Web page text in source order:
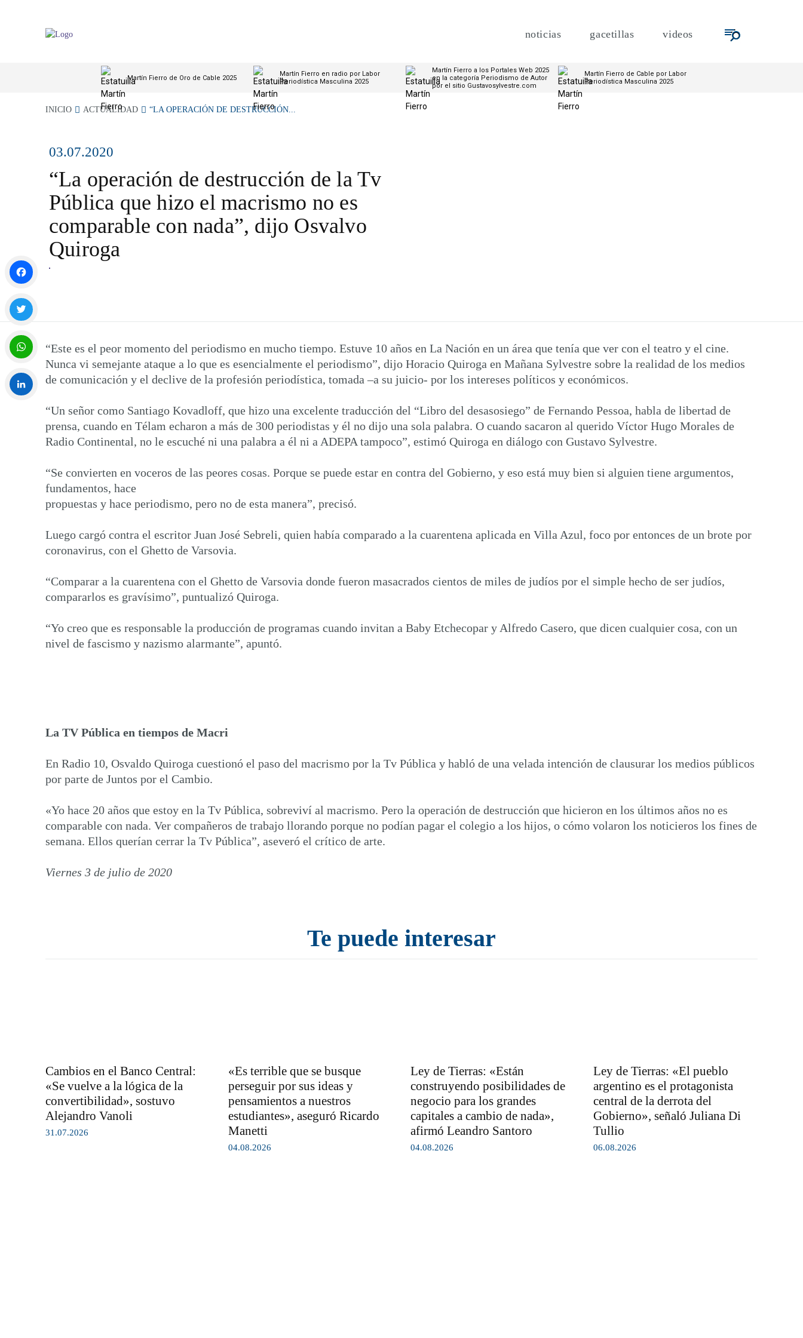
noticias gacetillas videos
Martín Fierro de Oro de Cable 2025
Martín Fierro en radio por Labor
Periodística Masculina 2025
Martín Fierro a los Portales Web 2025
en la categoría Periodismo de Autor
por el sitio Gustavosylvestre.com
Martín Fierro de Cable por Labor
Periodística Masculina 2025
INICIO ACTUALIDAD “LA OPERACIÓN DE DESTRUCCIÓN...
03.07.2020
“La operación de destrucción de la Tv
Pública que hizo el macrismo no es
comparable con nada”, dijo Osvalvo
Quiroga
“Este es el peor momento del periodismo en mucho tiempo. Estuve 10 años en La Nación en un área que tenía que ver con el teatro y el cine.
Nunca vi semejante ataque a lo que es esencialmente el periodismo”, dijo Horacio Quiroga en Mañana Sylvestre sobre la realidad de los medios
de comunicación y el declive de la profesión periodística, tomada –a su juicio- por los intereses políticos y económicos.
“Un señor como Santiago Kovadloff, que hizo una excelente traducción del “Libro del desasosiego” de Fernando Pessoa, habla de libertad de
prensa, cuando en Télam echaron a más de 300 periodistas y él no dijo una sola palabra. O cuando sacaron al querido Víctor Hugo Morales de
Radio Continental, no le escuché ni una palabra a él ni a ADEPA tampoco”, estimó Quiroga en diálogo con Gustavo Sylvestre.
“Se convierten en voceros de las peores cosas. Porque se puede estar en contra del Gobierno, y eso está muy bien si alguien tiene argumentos,
fundamentos, hace
propuestas y hace periodismo, pero no de esta manera”, precisó.
Luego cargó contra el escritor Juan José Sebreli, quien había comparado a la cuarentena aplicada en Villa Azul, foco por entonces de un brote por
coronavirus, con el Ghetto de Varsovia.
“Comparar a la cuarentena con el Ghetto de Varsovia donde fueron masacrados cientos de miles de judíos por el simple hecho de ser judíos,
compararlos es gravísimo”, puntualizó Quiroga.
“Yo creo que es responsable la producción de programas cuando invitan a Baby Etchecopar y Alfredo Casero, que dicen cualquier cosa, con un
nivel de fascismo y nazismo alarmante”, apuntó.
La TV Pública en tiempos de Macri
En Radio 10, Osvaldo Quiroga cuestionó el paso del macrismo por la Tv Pública y habló de una velada intención de clausurar los medios públicos
por parte de Juntos por el Cambio.
«Yo hace 20 años que estoy en la Tv Pública, sobreviví al macrismo. Pero la operación de destrucción que hicieron en los últimos años no es
comparable con nada. Ver compañeros de trabajo llorando porque no podían pagar el colegio a los hijos, o cómo volaron los noticieros los fines de
semana. Ellos querían cerrar la Tv Pública”, aseveró el crítico de arte.
Viernes 3 de julio de 2020
Te puede interesar
Cambios en el Banco Central:
«Se vuelve a la lógica de la
convertibilidad», sostuvo
Alejandro Vanoli
31.07.2026
«Es terrible que se busque
perseguir por sus ideas y
pensamientos a nuestros
estudiantes», aseguró Ricardo
Manetti
04.08.2026
Ley de Tierras: «Están
construyendo posibilidades de
negocio para los grandes
capitales a cambio de nada»,
afirmó Leandro Santoro
04.08.2026
Ley de Tierras: «El pueblo
argentino es el protagonista
central de la derrota del
Gobierno», señaló Juliana Di
Tullio
06.08.2026
Facebook
Twitter
WhatsApp